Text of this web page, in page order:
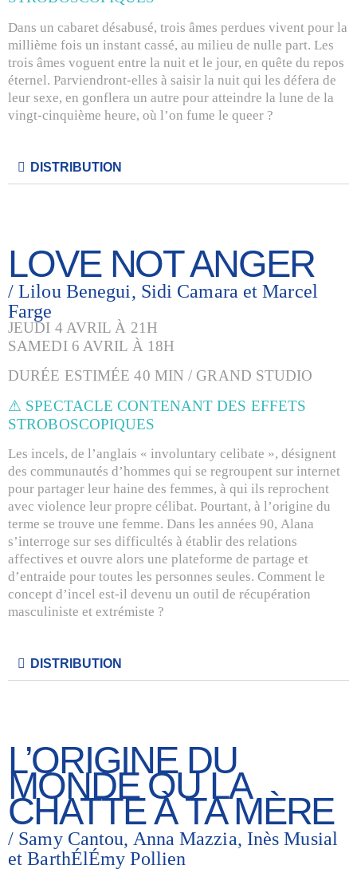
Dans un cabaret désabusé, trois âmes perdues vivent pour la
millième fois un instant cassé, au milieu de nulle part. Les
trois âmes voguent entre la nuit et le jour, en quête du repos
éternel. Parviendront-elles à saisir la nuit qui les défera de
leur sexe, en gonflera un autre pour atteindre la lune de la
vingt-cinquième heure, où l’on fume le queer ?
DISTRIBUTION
LOVE NOT ANGER
/ Lilou Benegui, Sidi Camara et Marcel
Farge
JEUDI 4 AVRIL À 21H
SAMEDI 6 AVRIL À 18H
DURÉE ESTIMÉE 40 MIN / GRAND STUDIO
⚠ SPECTACLE CONTENANT DES EFFETS
STROBOSCOPIQUES
Les incels, de l’anglais « involuntary celibate », désignent
des communautés d’hommes qui se regroupent sur internet
pour partager leur haine des femmes, à qui ils reprochent
avec violence leur propre célibat. Pourtant, à l’origine du
terme se trouve une femme. Dans les années 90, Alana
s’interroge sur ses difficultés à établir des relations
affectives et ouvre alors une plateforme de partage et
d’entraide pour toutes les personnes seules. Comment le
concept d’incel est-il devenu un outil de récupération
masculiniste et extrémiste ?
DISTRIBUTION
L’ORIGINE DU
MONDE OU LA
CHATTE À TA MÈRE
/ Samy Cantou, Anna Mazzia, Inès Musial
et BarthÉlÉmy Pollien